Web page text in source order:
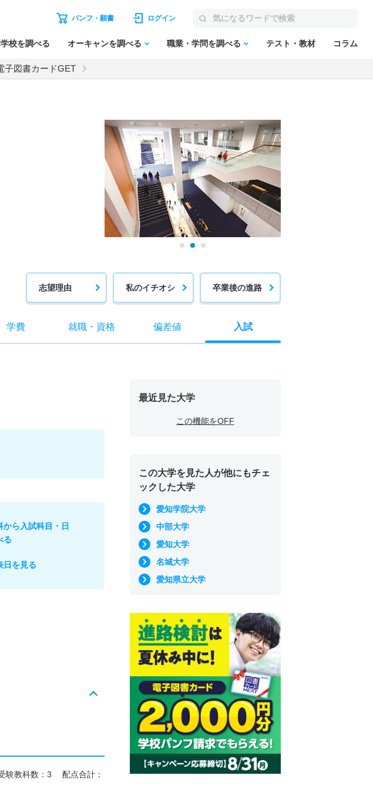
パンフ・願書 ログイン
校を調べる オーキャンを調べる 職業・学問を調べる テスト・教材 コラム
子図書カードGET
志望理由 私のイチオシ 卒業後の進路
学費 就職・ 資格 偏差値 入試
から入試科目・日
る
日を見る
験教科数：3 配点合計：
最近見た大学
この機能をOFF
この大学を見た人が他にもチェ
ックした大学
愛知学院大学
中部大学
愛知大学
名城大学
愛知県立大学